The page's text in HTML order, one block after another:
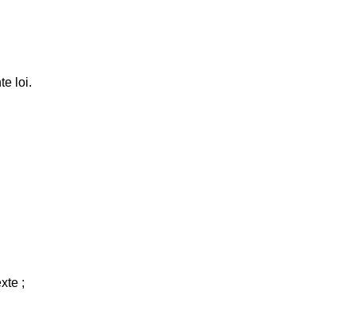
loi.
;